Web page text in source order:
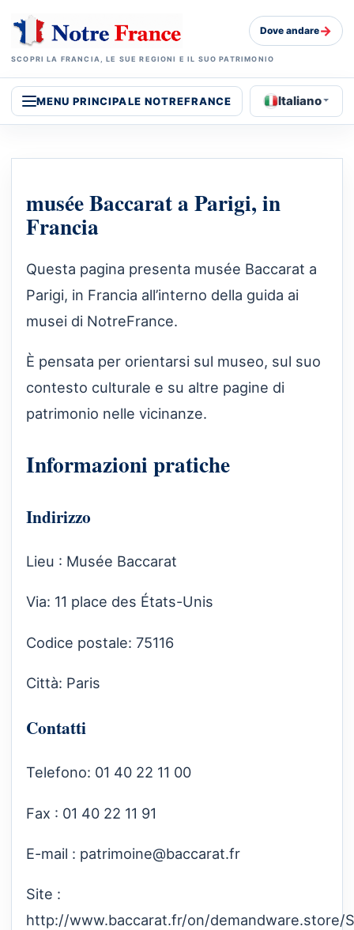
SCOPRI LA FRANCIA, LE SUE REGIONI E IL SUO PATRIMONIO
Dove andare→
MENU PRINCIPALE NOTREFRANCE Italiano
musée Baccarat a Parigi, in
Francia
Questa pagina presenta musée Baccarat a
Parigi, in Francia all’interno della guida ai
musei di NotreFrance.
È pensata per orientarsi sul museo, sul suo
contesto culturale e su altre pagine di
patrimonio nelle vicinanze.
Informazioni pratiche
Indirizzo
Lieu : Musée Baccarat
Via: 11 place des États-Unis
Codice postale: 75116
Città: Paris
Contatti
Telefono: 01 40 22 11 00
Fax : 01 40 22 11 91
E-mail : patrimoine@baccarat.fr
Site :
http://www.baccarat.fr/on/demandware.store/